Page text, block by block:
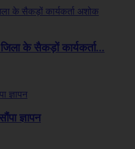
के सैकड़ों कार्यकर्ता...
ज्ञापन